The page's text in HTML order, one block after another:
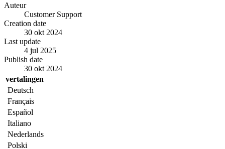
Auteur
Customer Support
Creation date
30 okt 2024
Last update
4 jul 2025
Publish date
30 okt 2024
vertalingen
Deutsch
Français
Español
Italiano
Nederlands
Polski